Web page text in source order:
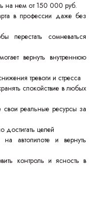
на нем от 150 000 руб.
в профессии даже без
перестать сомневаться
вернуть внутреннюю
тревоги и стресса
спокойствие в любых
свои реальные ресурсы за
достигать целей
автопилоте и вернуть
контроль и ясность в